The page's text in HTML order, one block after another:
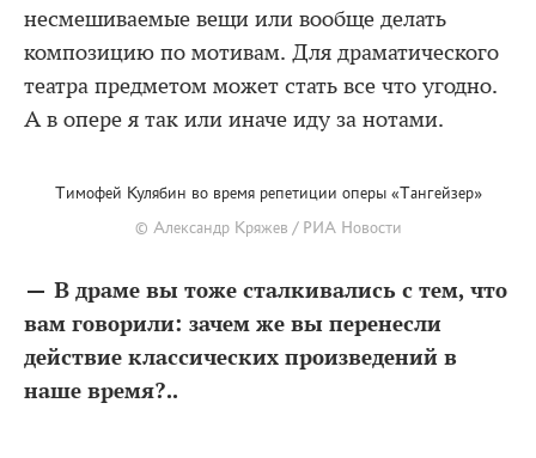
несмешиваемые вещи или вообще делать
композицию по мотивам. Для драматического
театра предметом может стать все что угодно.
А в опере я так или иначе иду за нотами.
Тимофей Кулябин во время репетиции оперы «Тангейзер»
© Александр Кряжев / РИА Новости
— В драме вы тоже сталкивались с тем, что
вам говорили: зачем же вы перенесли
действие классических произведений в
наше время?..